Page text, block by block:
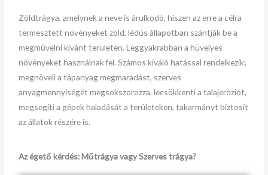
Zöldtrágya, amelynek a neve is árulkodó, hiszen az erre a célra
termesztett növényeket zöld, lédús állapotban szántják be a
megművelni kívánt területen. Leggyakrabban a hüvelyes
növényeket használnak fel. Számos kiváló hatással rendelkezik;
megnöveli a tápanyag megmaradást, szerves
anyagmennyiségét megsokszorozza, lecsökkenti a talajeróziót,
megsegíti a gépek haladását a területeken, takarmányt biztosít
az állatok részére is.
Az égető kérdés: Műtrágya vagy Szerves trágya?